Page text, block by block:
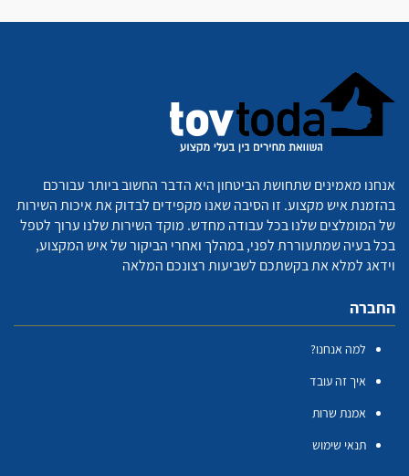
אנחנו מאמינים שתחושת הביטחון היא הדבר החשוב ביותר עבורכם
בהזמנת איש מקצוע. זו הסיבה שאנו מקפידים לבדוק את איכות השירות
של המומלצים שלנו בכל עבודה מחדש. מוקד השירות שלנו ערוך לטפל
בכל בעיה שמתעוררת לפני, במהלך ואחרי הביקור של איש המקצוע,
וידאג למלא את בקשתכם לשביעות רצונכם המלאה
החברה
למה אנחנו?
איך זה עובד
אמנת שרות
תנאי שימוש